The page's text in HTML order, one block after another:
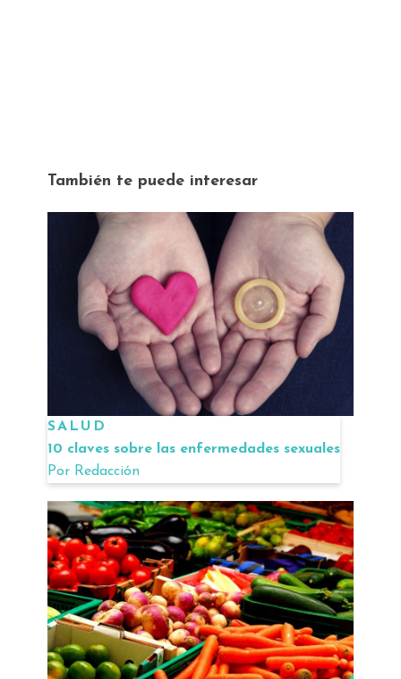
También te puede interesar
SALUD
10 claves sobre las enfermedades sexuales
Por Redacción